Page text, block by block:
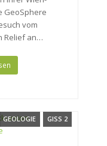
GeoSphere
vom
Relief an…
GEOLOGIE GISS 2